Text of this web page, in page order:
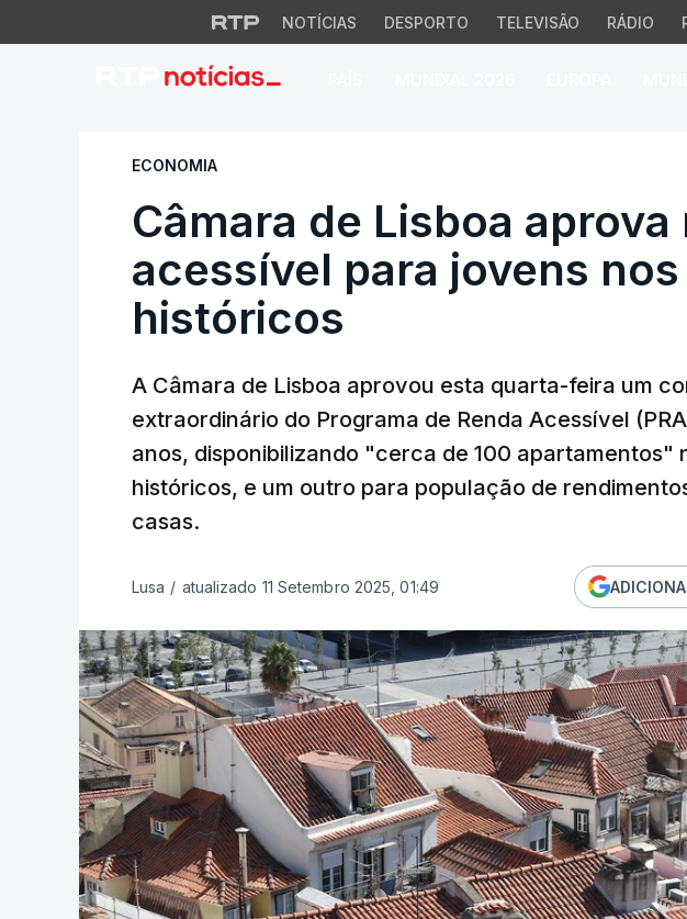
NOTÍCIAS DESPORTO TELEVISÃO RÁDIO
Câmara de Lisboa aprova
ECONOMIA
Câmara de Lisboa aprova
acessível para jovens
históricos
A Câmara de Lisboa aprovou esta quarta-feira um
extraordinário do Programa de Renda Acessível
anos, disponibilizando "cerca de 100 apartamentos"
históricos, e um outro para população de
casas.
Lusa / atualizado 11 Setembro 2025, 01:49